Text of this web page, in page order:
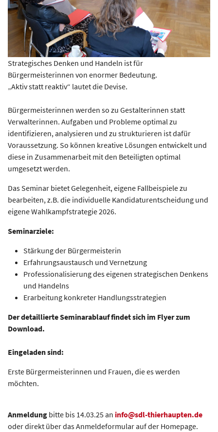
Strategisches Denken und Handeln ist für
Bürgermeisterinnen von enormer Bedeutung.
„Aktiv statt reaktiv“ lautet die Devise.
Bürgermeisterinnen werden so zu Gestalterinnen statt
Verwalterinnen. Aufgaben und Probleme optimal zu
identifizieren, analysieren und zu strukturieren ist dafür
Voraussetzung. So können kreative Lösungen entwickelt und
diese in Zusammenarbeit mit den Beteiligten optimal
umgesetzt werden.
Das Seminar bietet Gelegenheit, eigene Fallbeispiele zu
bearbeiten, z.B. die individuelle Kandidaturentscheidung und
eigene Wahlkampfstrategie 2026.
Seminarziele:
Stärkung der Bürgermeisterin
Erfahrungsaustausch und Vernetzung
Professionalisierung des eigenen strategischen Denkens
und Handelns
Erarbeitung konkreter Handlungsstrategien
Der detaillierte Seminarablauf findet sich im Flyer zum
Download.
Eingeladen sind:
Erste Bürgermeisterinnen und Frauen, die es werden
möchten.
Anmeldung bitte bis 14.03.25 an info@sdl-thierhaupten.de
oder direkt über das Anmeldeformular auf der Homepage.